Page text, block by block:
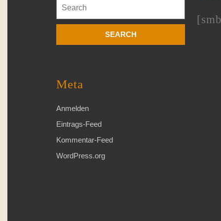
for:
Meta
Anmelden
Eintrags-Feed
Kommentar-Feed
WordPress.org